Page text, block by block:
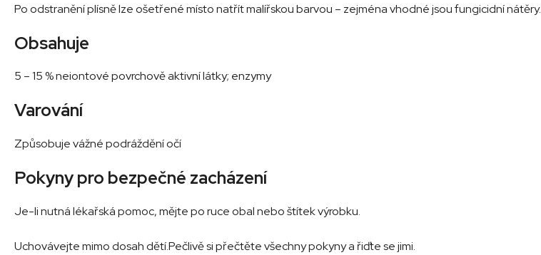
Po odstranění plísně lze ošetřené místo natřít malířskou barvou – zejména vhodné jsou fungicidní nátěry.
Obsahuje
5 – 15 % neiontové povrchově aktivní látky; enzymy
Varování
Způsobuje vážné podráždění očí
Pokyny pro bezpečné zacházení
Je-li nutná lékařská pomoc, mějte po ruce obal nebo štítek výrobku.
Uchovávejte mimo dosah dětí.Pečlivě si přečtěte všechny pokyny a řiďte se jimi.